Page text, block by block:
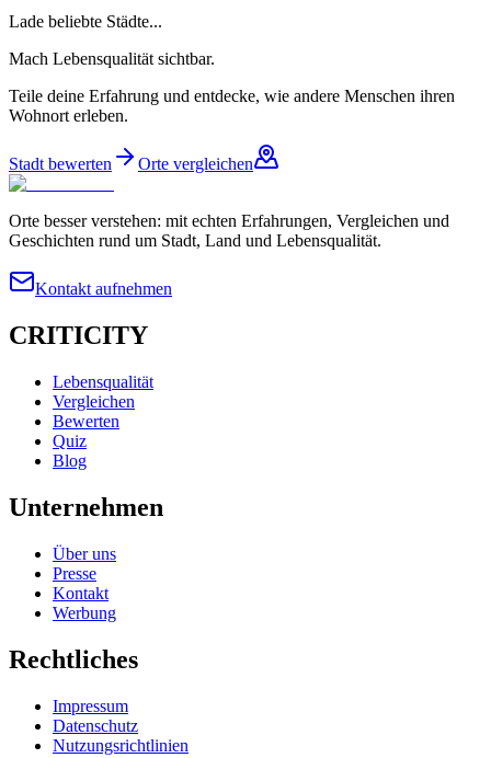
Lade beliebte Städte...
Mach Lebensqualität sichtbar.
Teile deine Erfahrung und entdecke, wie andere Menschen ihren
Wohnort erleben.
Stadt bewerten Orte vergleichen
Orte besser verstehen: mit echten Erfahrungen, Vergleichen und
Geschichten rund um Stadt, Land und Lebensqualität.
Kontakt aufnehmen
CRITICITY
Lebensqualität
Vergleichen
Bewerten
Quiz
Blog
Unternehmen
Über uns
Presse
Kontakt
Werbung
Rechtliches
Impressum
Datenschutz
Nutzungsrichtlinien